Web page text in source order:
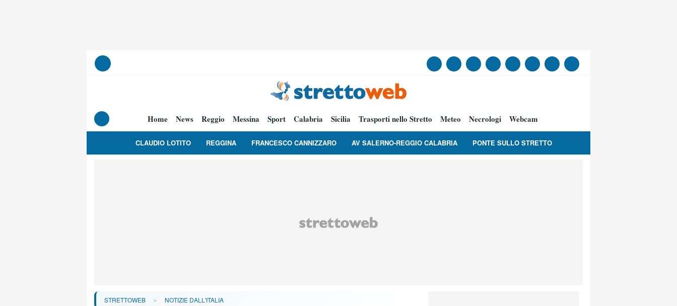
Home News Reggio Messina Sport Calabria Sicilia Trasporti nello Stretto Meteo Necrologi Webcam
CLAUDIO LOTITO REGGINA FRANCESCO CANNIZZARO AV SALERNO-REGGIO CALABRIA PONTE SULLO STRETTO
STRETTOWEB » NOTIZIE DALL'ITALIA